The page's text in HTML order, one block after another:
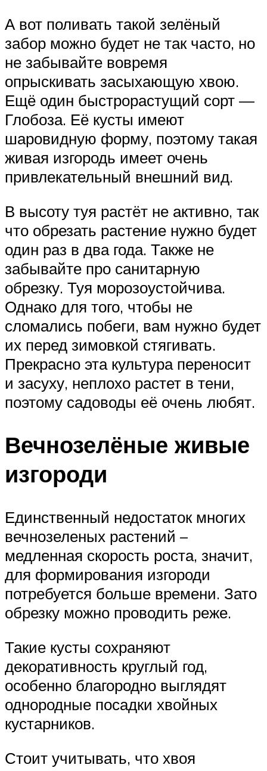
А вот поливать такой зелёный
забор можно будет не так часто, но
не забывайте вовремя
опрыскивать засыхающую хвою.
Ещё один быстрорастущий сорт —
Глобоза. Её кусты имеют
шаровидную форму, поэтому такая
живая изгородь имеет очень
привлекательный внешний вид.
В высоту туя растёт не активно, так
что обрезать растение нужно будет
один раз в два года. Также не
забывайте про санитарную
обрезку. Туя морозоустойчива.
Однако для того, чтобы не
сломались побеги, вам нужно будет
их перед зимовкой стягивать.
Прекрасно эта культура переносит
и засуху, неплохо растет в тени,
поэтому садоводы её очень любят.
Вечнозелёные живые
изгороди
Единственный недостаток многих
вечнозеленых растений –
медленная скорость роста, значит,
для формирования изгороди
потребуется больше времени. Зато
обрезку можно проводить реже.
Такие кусты сохраняют
декоративность круглый год,
особенно благородно выглядят
однородные посадки хвойных
кустарников.
Стоит учитывать, что хвоя